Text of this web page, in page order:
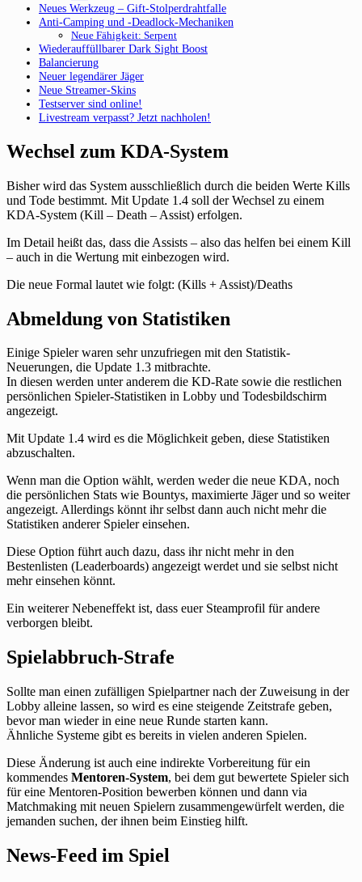
Neues Werkzeug – Gift-Stolperdrahtfalle
Anti-Camping und -Deadlock-Mechaniken
Neue Fähigkeit: Serpent
Wiederauffüllbarer Dark Sight Boost
Balancierung
Neuer legendärer Jäger
Neue Streamer-Skins
Testserver sind online!
Livestream verpasst? Jetzt nachholen!
Wechsel zum KDA-System
Bisher wird das System ausschließlich durch die beiden Werte Kills
und Tode bestimmt. Mit Update 1.4 soll der Wechsel zu einem
KDA-System (Kill – Death – Assist) erfolgen.
Im Detail heißt das, dass die Assists – also das helfen bei einem Kill
– auch in die Wertung mit einbezogen wird.
Die neue Formal lautet wie folgt: (Kills + Assist)/Deaths
Abmeldung von Statistiken
Einige Spieler waren sehr unzufriegen mit den Statistik-
Neuerungen, die Update 1.3 mitbrachte.
In diesen werden unter anderem die KD-Rate sowie die restlichen
persönlichen Spieler-Statistiken in Lobby und Todesbildschirm
angezeigt.
Mit Update 1.4 wird es die Möglichkeit geben, diese Statistiken
abzuschalten.
Wenn man die Option wählt, werden weder die neue KDA, noch
die persönlichen Stats wie Bountys, maximierte Jäger und so weiter
angezeigt. Allerdings könnt ihr selbst dann auch nicht mehr die
Statistiken anderer Spieler einsehen.
Diese Option führt auch dazu, dass ihr nicht mehr in den
Bestenlisten (Leaderboards) angezeigt werdet und sie selbst nicht
mehr einsehen könnt.
Ein weiterer Nebeneffekt ist, dass euer Steamprofil für andere
verborgen bleibt.
Spielabbruch-Strafe
Sollte man einen zufälligen Spielpartner nach der Zuweisung in der
Lobby alleine lassen, so wird es eine steigende Zeitstrafe geben,
bevor man wieder in eine neue Runde starten kann.
Ähnliche Systeme gibt es bereits in vielen anderen Spielen.
Diese Änderung ist auch eine indirekte Vorbereitung für ein
kommendes Mentoren-System, bei dem gut bewertete Spieler sich
für eine Mentoren-Position bewerben können und dann via
Matchmaking mit neuen Spielern zusammengewürfelt werden, die
jemanden suchen, der ihnen beim Einstieg hilft.
News-Feed im Spiel